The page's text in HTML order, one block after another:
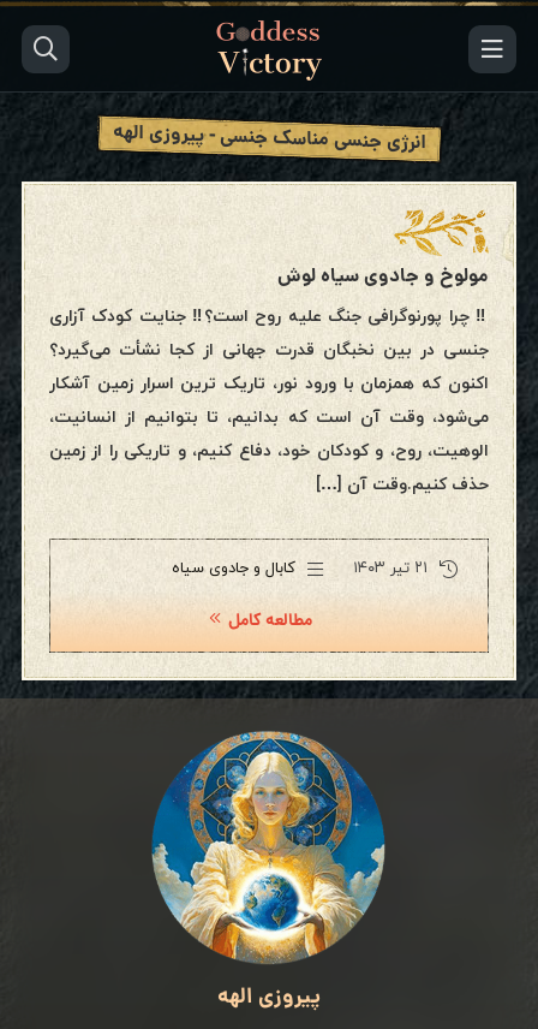
انرژی جنسی مناسک جنسی - پیروزی الهه
مولوخ و جادوی سیاه لوش
‼️ چرا پورنوگرافی جنگ علیه روح است؟‼️ جنایت کودک آزاری
جنسی در بین نخبگان قدرت جهانی از کجا نشأت می‌گیرد؟
اکنون که همزمان با ورود نور، تاریک ترین اسرار زمین آشکار
می‌شود، وقت آن است که بدانیم، تا بتوانیم از انسانیت،
الوهیت، روح، و کودکان خود، دفاع کنیم، و تاریکی را از زمین
حذف کنیم.وقت آن […]
۲۱ تیر ۱۴۰۳ کابال و جادوی سیاه
مطالعه کامل
پیروزی الهه